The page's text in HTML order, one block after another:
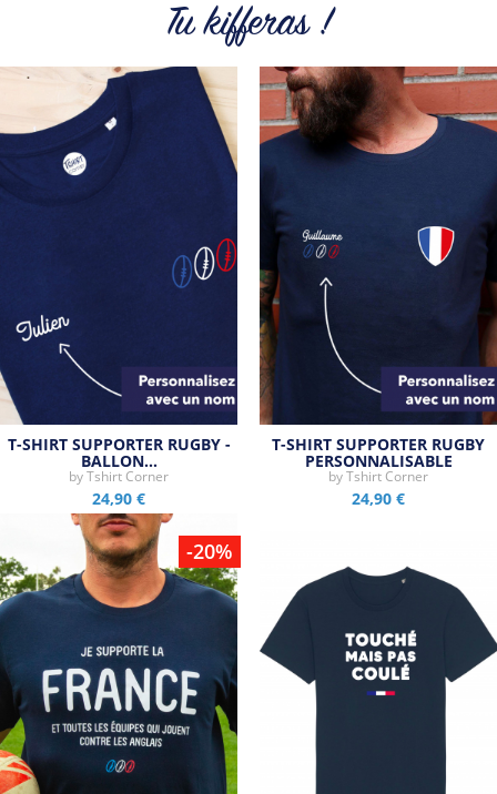
Tu kifferas !
T-SHIRT SUPPORTER RUGBY -
BALLON…
byTshirt Corner
24,90 €
T-SHIRT SUPPORTER RUGBY
PERSONNALISABLE
byTshirt Corner
24,90 €
-20%